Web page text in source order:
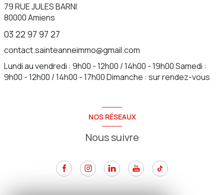
79 RUE JULES BARNI
80000Amiens
03 22 97 97 27
contact.sainteanneimmo@gmail.com
Lundi au vendredi : 9h00 - 12h00 / 14h00 - 19h00 Samedi :
9h00 - 12h00 / 14h00 - 17h00 Dimanche : sur rendez-vous
NOS RÉSEAUX
Nous suivre